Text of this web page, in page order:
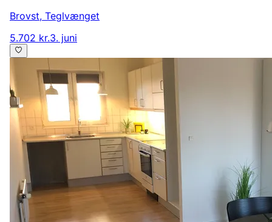
Brovst, Teglvænget
5.702 kr.3. juni